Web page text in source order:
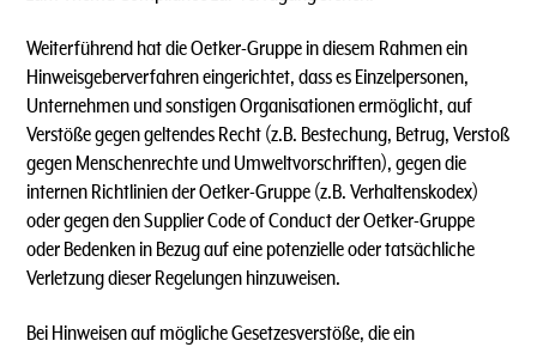
Weiterführend hat die Oetker-Gruppe in diesem Rahmen ein
Hinweisgeberverfahren eingerichtet, dass es Einzelpersonen,
Unternehmen und sonstigen Organisationen ermöglicht, auf
Verstöße gegen geltendes Recht (z.B. Bestechung, Betrug, Verstoß
gegen Menschenrechte und Umweltvorschriften), gegen die
internen Richtlinien der Oetker-Gruppe (z.B. Verhaltenskodex)
oder gegen den Supplier Code of Conduct der Oetker-Gruppe
oder Bedenken in Bezug auf eine potenzielle oder tatsächliche
Verletzung dieser Regelungen hinzuweisen.
Bei Hinweisen auf mögliche Gesetzesverstöße, die ein